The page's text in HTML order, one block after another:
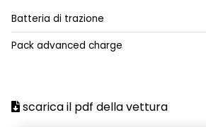
alzacristalli anteriori elettrici impulsionali
attivazione automatica fari
Batteria di trazione
Pack advanced charge
scarica il pdf della vettura